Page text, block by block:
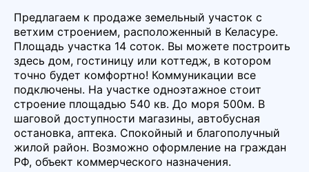
Предлагаем к продаже земельный участок с
ветхим строением, расположенный в Келасуре.
Площадь участка 14 соток. Вы можете построить
здесь дом, гостиницу или коттедж, в котором
точно будет комфортно! Коммуникации все
подключены. На участке одноэтажное стоит
строение площадью 540 кв. До моря 500м. В
шаговой доступности магазины, автобусная
остановка, аптека. Спокойный и благополучный
жилой район. Возможно оформление на граждан
РФ, объект коммерческого назначения.